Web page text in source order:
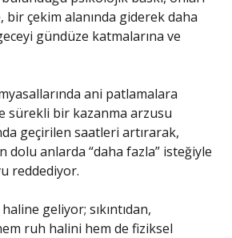
çekim alanında giderek daha
gündüze katmalarına ve
ani patlamalara
sürekli bir kazanma arzusu
geçirilen saatleri artırarak,
dolu anlarda “daha fazla” isteğiyle
reddediyor.
geliyor; sıkıntıdan,
ruh halini hem de fiziksel